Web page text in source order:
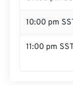
10:00 pm
11:00 pm